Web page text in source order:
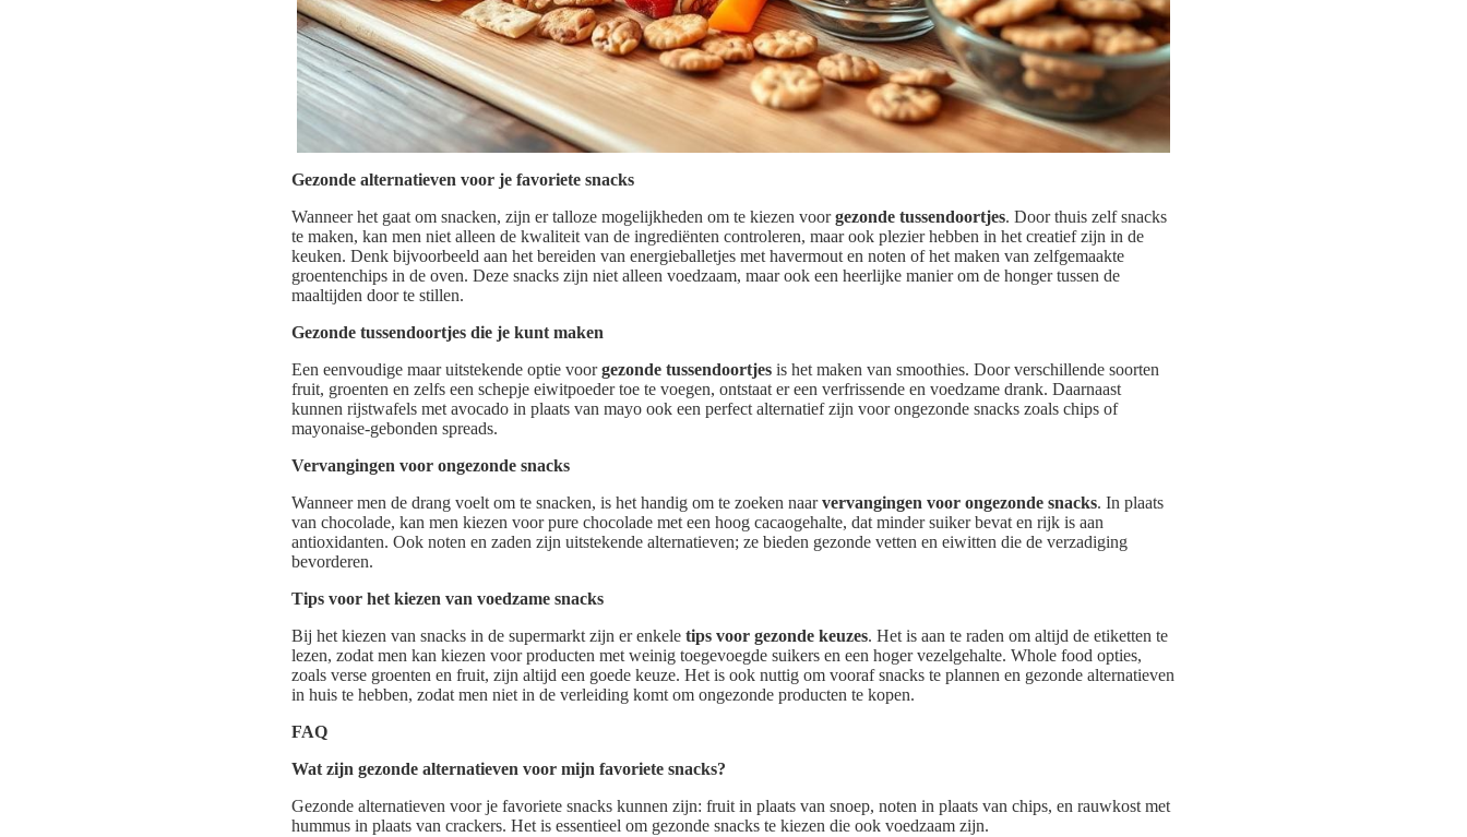
Gezonde alternatieven voor je favoriete snacks
Wanneer het gaat om snacken, zijn er talloze mogelijkheden om te kiezen voorgezonde tussendoortjes. Door thuis zelf snacks
te maken, kan men niet alleen de kwaliteit van de ingrediënten controleren, maar ook plezier hebben in het creatief zijn in de
keuken. Denk bijvoorbeeld aan het bereiden van energieballetjes met havermout en noten of het maken van zelfgemaakte
groentenchips in de oven. Deze snacks zijn niet alleen voedzaam, maar ook een heerlijke manier om de honger tussen de
maaltijden door te stillen.
Gezonde tussendoortjes die je kunt maken
Een eenvoudige maar uitstekende optie voorgezonde tussendoortjes is het maken van smoothies. Door verschillende soorten
fruit, groenten en zelfs een schepje eiwitpoeder toe te voegen, ontstaat er een verfrissende en voedzame drank. Daarnaast
kunnen rijstwafels met avocado in plaats van mayo ook een perfect alternatief zijn voor ongezonde snacks zoals chips of
mayonaise-gebonden spreads.
Vervangingen voor ongezonde snacks
Wanneer men de drang voelt om te snacken, is het handig om te zoeken naarvervangingen voor ongezonde snacks. In plaats
van chocolade, kan men kiezen voor pure chocolade met een hoog cacaogehalte, dat minder suiker bevat en rijk is aan
antioxidanten. Ook noten en zaden zijn uitstekende alternatieven; ze bieden gezonde vetten en eiwitten die de verzadiging
bevorderen.
Tips voor het kiezen van voedzame snacks
Bij het kiezen van snacks in de supermarkt zijn er enkele tips voor gezonde keuzes. Het is aan te raden om altijd de etiketten te
lezen, zodat men kan kiezen voor producten met weinig toegevoegde suikers en een hoger vezelgehalte. Whole food opties,
zoals verse groenten en fruit, zijn altijd een goede keuze. Het is ook nuttig om vooraf snacks te plannen en gezonde alternatieven
in huis te hebben, zodat men niet in de verleiding komt om ongezonde producten te kopen.
FAQ
Wat zijn gezonde alternatieven voor mijn favoriete snacks?
Gezonde alternatieven voor je favoriete snacks kunnen zijn: fruit in plaats van snoep, noten in plaats van chips, en rauwkost met
hummus in plaats van crackers. Het is essentieel om gezonde snacks te kiezen die ook voedzaam zijn.